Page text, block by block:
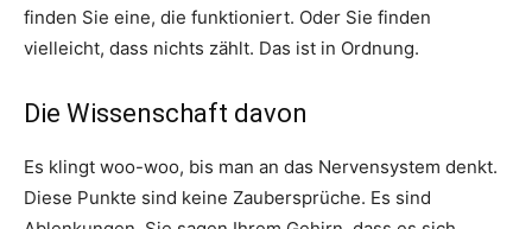
finden Sie eine, die funktioniert. Oder Sie finden
vielleicht, dass nichts zählt. Das ist in Ordnung.
Die Wissenschaft davon
Es klingt woo-woo, bis man an das Nervensystem denkt.
Diese Punkte sind keine Zaubersprüche. Es sind